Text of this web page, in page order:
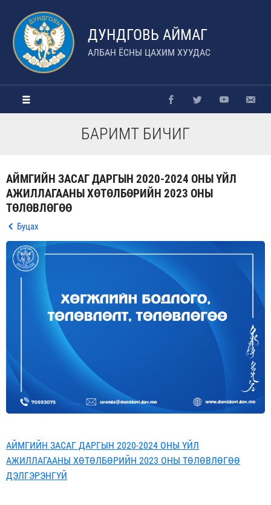
ДУНДГОВЬ АЙМАГ
АЛБАН ЁСНЫ ЦАХИМ ХУУДАС
БАРИМТ БИЧИГ
АЙМГИЙН ЗАСАГ ДАРГЫН 2020-2024 ОНЫ ҮЙЛ
АЖИЛЛАГААНЫ ХӨТӨЛБӨРИЙН 2023 ОНЫ
ТӨЛӨВЛӨГӨӨ
Буцах
АЙМГИЙН ЗАСАГ ДАРГЫН 2020-2024 ОНЫ ҮЙЛ
АЖИЛЛАГААНЫ ХӨТӨЛБӨРИЙН 2023 ОНЫ ТӨЛӨВЛӨГӨӨ
ДЭЛГЭРЭНГҮЙ